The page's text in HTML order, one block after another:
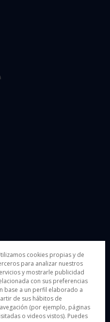
cookies propias y de
para analizar nuestros
y mostrarle publicidad
con sus preferencias
base a un perfil elaborado a
de sus hábitos de
(por ejemplo, páginas
o videos vistos). Puedes